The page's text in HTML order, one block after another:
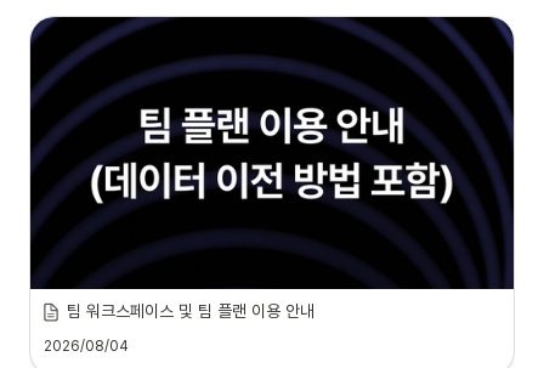
팀 워크스페이스 및 팀 플랜 이용 안내
2026/08/04